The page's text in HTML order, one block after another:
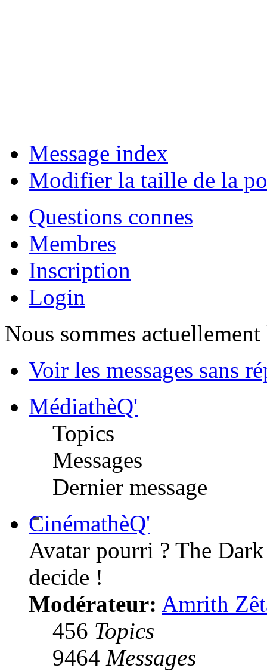
Message index
Modifier la taille de la
Questions connes
Membres
Inscription
Login
Nous sommes
Voir les messages sans
MédiathèQ'
Topics
Messages
Dernier message
CinémathèQ'
Avatar pourri ? The
decide !
Modérateur: Amrith
456 Topics
9464 Messages